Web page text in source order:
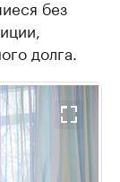
без
долга.